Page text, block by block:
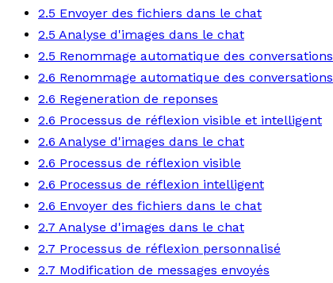
2.5 Envoyer des fichiers dans le chat
2.5 Analyse d'images dans le chat
2.5 Renommage automatique des conversations
2.6 Renommage automatique des conversations
2.6 Regeneration de reponses
2.6 Processus de réflexion visible et intelligent
2.6 Analyse d'images dans le chat
2.6 Processus de réflexion visible
2.6 Processus de réflexion intelligent
2.6 Envoyer des fichiers dans le chat
2.7 Analyse d'images dans le chat
2.7 Processus de réflexion personnalisé
2.7 Modification de messages envoyés